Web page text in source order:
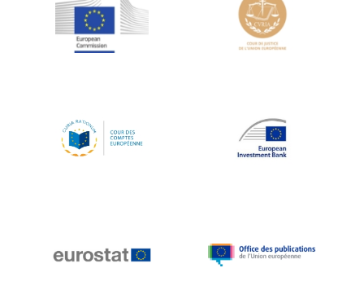
Jean-Louis Schiltz
Jean-Victor Louis
Johnny Åkerholm
Katharien L.C. Hunt